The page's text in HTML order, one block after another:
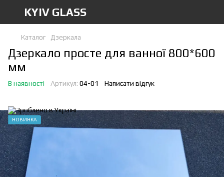
KYIV GLASS
Каталог Дзеркала
Дзеркало просте для ванної 800*600
мм
В наявності Артикул: 04-01 Написати відгук
НОВИНКА